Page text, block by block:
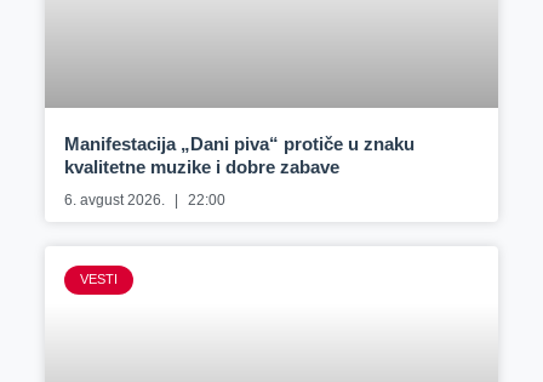
Manifestacija „Dani piva“ protiče u znaku
kvalitetne muzike i dobre zabave
6. avgust 2026. 22:00
VESTI